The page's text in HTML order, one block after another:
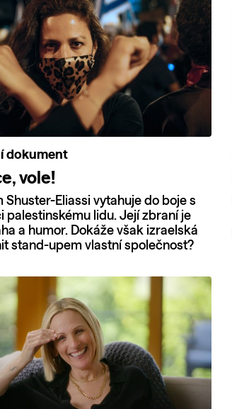
dokument
vole!
Shuster-Eliassi vytahuje do boje s
palestinskému lidu. Její zbraní je
a humor. Dokáže však izraelská
stand-upem vlastní společnost?